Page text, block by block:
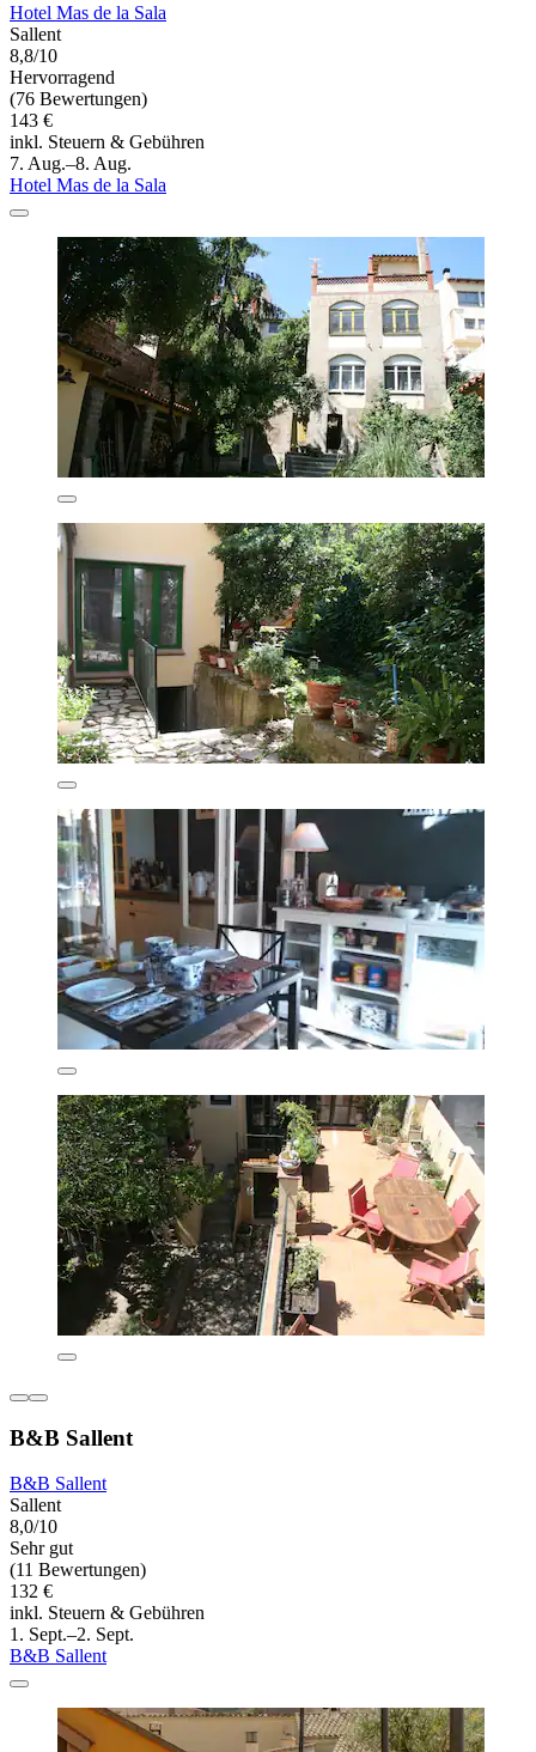
Hotel Mas de la Sala
Sallent
8,8/10
Hervorragend
(76 Bewertungen)
143 €
inkl. Steuern & Gebühren
7. Aug.–8. Aug.
Hotel Mas de la Sala
B&B Sallent
B&B Sallent
Sallent
8,0/10
Sehr gut
(11 Bewertungen)
132 €
inkl. Steuern & Gebühren
1. Sept.–2. Sept.
B&B Sallent